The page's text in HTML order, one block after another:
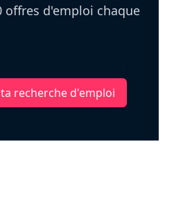
offres d'emploi chaque
recherche d'emploi